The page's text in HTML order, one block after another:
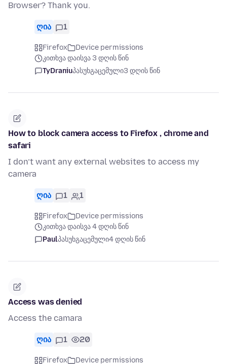
Browser? Thank you.
ღია 1
Firefox
Device permissions
კითხვა დაისვა 3 დღის წინ
TyDraniuპასუხგაცემული3 დღის წინ
How to block camera access to Firefox , chrome and
safari
I don’t want any external websites to access my
camera
ღია 1 1
Firefox
Device permissions
კითხვა დაისვა 4 დღის წინ
Paulპასუხგაცემული4 დღის წინ
Access was denied
Access the camara
ღია 1 20
Firefox Device permissions